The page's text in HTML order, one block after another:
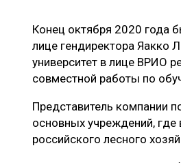
ЛОГИСТИКА
ПРОИЗВОДСТВО
ЦБП
ЭКСПЕРТНОЕ МНЕНИЕ
Конец октября 2020 года
лице гендиректора Яакко
университет в лице ВРИО
совместной работы по
Представитель компании
основных учреждений, где
российского лесного